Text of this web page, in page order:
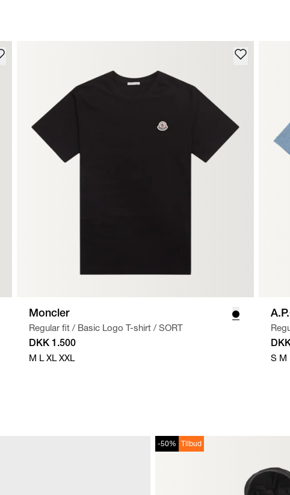
Moncler
Regular fit / Basic Logo T-shirt / SORT
DKK 1.500
M L XL XXL S M
-50% Tilbud